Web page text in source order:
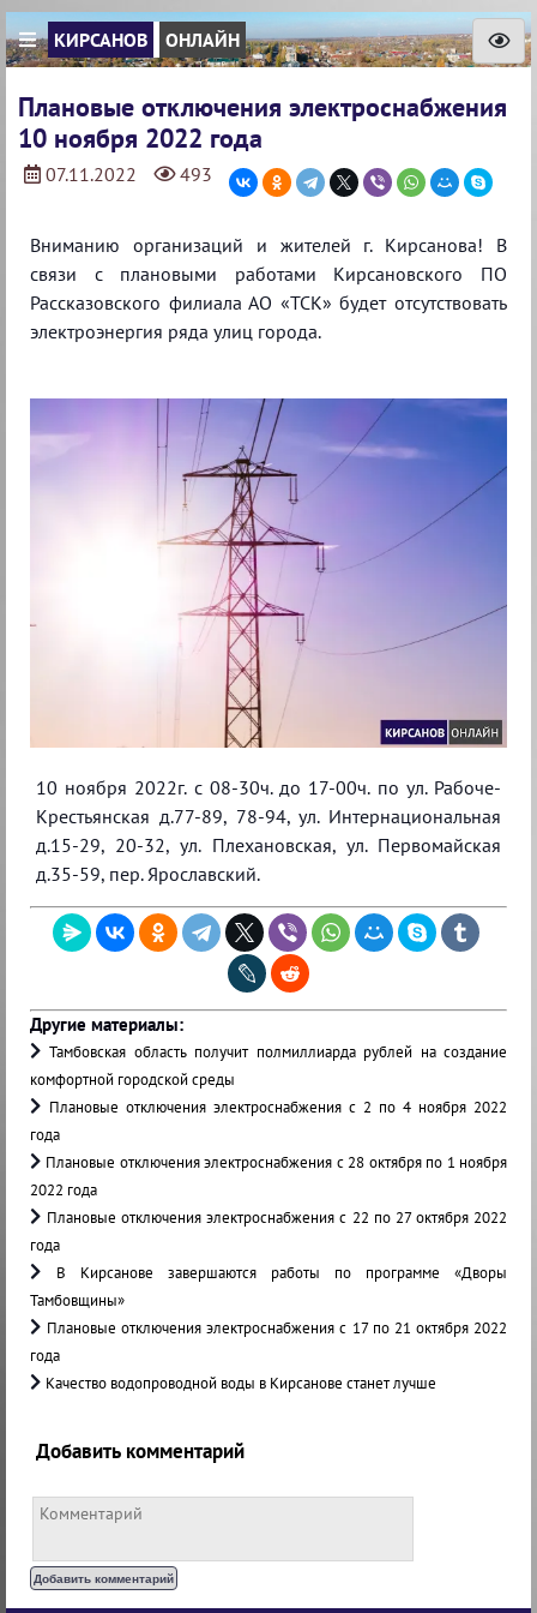
КИРСАНОВ ОНЛАЙН
Плановые отключения электроснабжения
10 ноября 2022 года
07.11.2022 493
Вниманию организаций и жителей г. Кирсанова! В
связи с плановыми работами Кирсановского ПО
Рассказовского филиала АО «ТСК» будет отсутствовать
электроэнергия ряда улиц города.
10 ноября 2022г. с 08-30ч. до 17-00ч. по ул. Рабоче-
Крестьянская д.77-89, 78-94, ул. Интернациональная
д.15-29, 20-32, ул. Плехановская, ул. Первомайская
д.35-59, пер. Ярославский.
Другие материалы:
Тамбовская область получит полмиллиарда рублей на создание
комфортной городской среды
Плановые отключения электроснабжения с 2 по 4 ноября 2022
года
Плановые отключения электроснабжения с 28 октября по 1 ноября
2022 года
Плановые отключения электроснабжения с 22 по 27 октября 2022
года
В Кирсанове завершаются работы по программе «Дворы
Тамбовщины»
Плановые отключения электроснабжения с 17 по 21 октября 2022
года
Качество водопроводной воды в Кирсанове станет лучше
Добавить комментарий